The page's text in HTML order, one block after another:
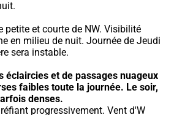
petite et courte de NW. Visibilité
en milieu de nuit. Journée de Jeudi
sera instable.
éclaircies et de passages nuageux
faibles toute la journée. Le soir,
denses.